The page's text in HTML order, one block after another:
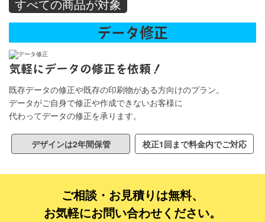
デザインプラン
デザインアシスト
フルデザイン
写真からイラスト作成
ご利用料金
ご利用の流れ
すべての商品が対象
データ修正
気軽にデータの修正を依頼！
既存データの修正や既存の印刷物がある方向けのプラン。
データがご自身で修正や作成できないお客様に
代わってデータの修正を承ります。
デザインは2年間保管 校正1回まで料金内でご対応
ご相談・お見積りは無料、
お気軽にお問い合わせください。